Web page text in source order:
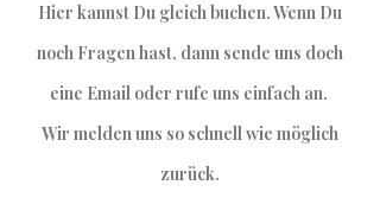
Hier kannst Du gleich buchen. Wenn Du
noch Fragen hast, dann sende uns doch
eine Email oder rufe uns einfach an.
Wir melden uns so schnell wie möglich
zurück.